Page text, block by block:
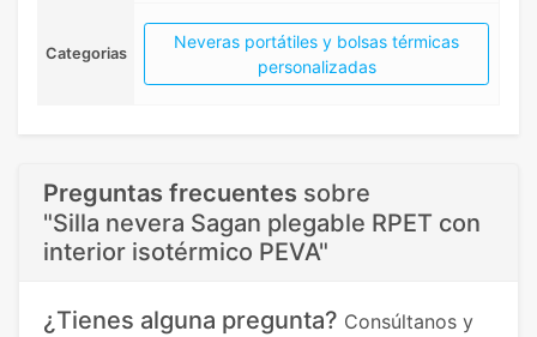
Categorias
Neveras portátiles y bolsas térmicas
personalizadas
Preguntas frecuentes sobre
"Silla nevera Sagan plegable RPET con
interior isotérmico PEVA"
¿Tienes alguna pregunta? Consúltanos y